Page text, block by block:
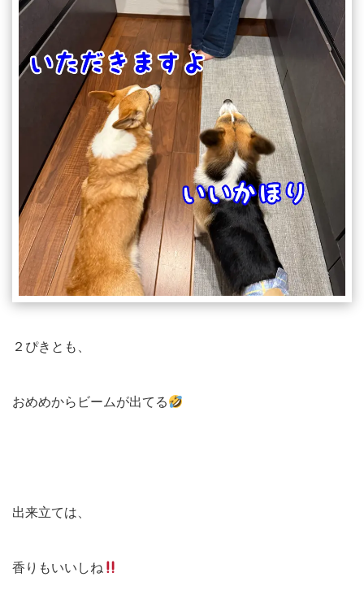
２ぴきとも、
おめめからビームが出てる
出来立ては、
香りもいいしね